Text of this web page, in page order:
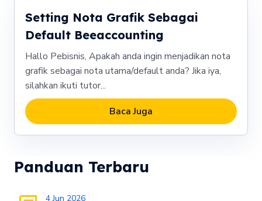
Setting Nota Grafik Sebagai
Default Beeaccounting
Hallo Pebisnis, Apakah anda ingin menjadikan nota
grafik sebagai nota utama/default anda? Jika iya,
silahkan ikuti tutor...
Baca Juga
Panduan Terbaru
4 Jun 2026